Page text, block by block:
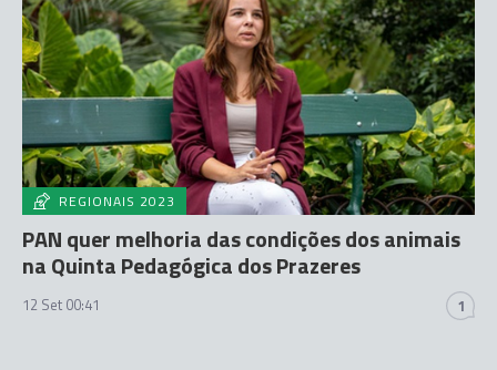
REGIONAIS 2023
PAN quer melhoria das condições dos animais
na Quinta Pedagógica dos Prazeres
12 Set 00:41 1